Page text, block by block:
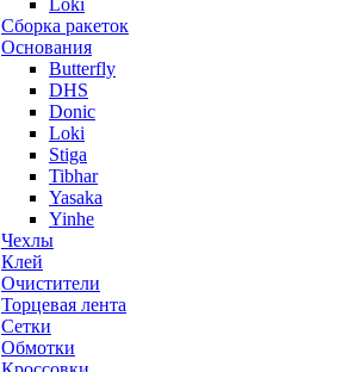
Сборка ракеток
Основания
Butterfly
DHS
Donic
Loki
Stiga
Tibhar
Yasaka
Yinhe
Чехлы
Клей
Очистители
Торцевая лента
Сетки
Обмотки